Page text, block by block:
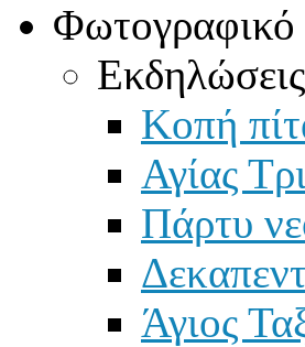
Φωτογραφικό
Κοπή
Αγίας
Πάρτυ
Άγιος